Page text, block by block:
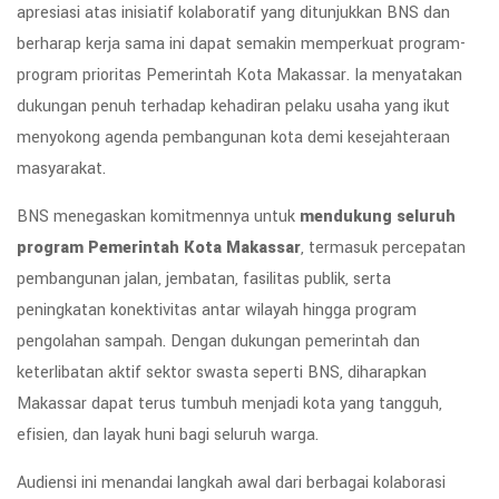
apresiasi atas inisiatif kolaboratif yang ditunjukkan BNS dan
berharap kerja sama ini dapat semakin memperkuat program-
program prioritas Pemerintah Kota Makassar. Ia menyatakan
dukungan penuh terhadap kehadiran pelaku usaha yang ikut
menyokong agenda pembangunan kota demi kesejahteraan
masyarakat.
BNS menegaskan komitmennya untuk mendukung seluruh
program Pemerintah Kota Makassar, termasuk percepatan
pembangunan jalan, jembatan, fasilitas publik, serta
peningkatan konektivitas antar wilayah hingga program
pengolahan sampah. Dengan dukungan pemerintah dan
keterlibatan aktif sektor swasta seperti BNS, diharapkan
Makassar dapat terus tumbuh menjadi kota yang tangguh,
efisien, dan layak huni bagi seluruh warga.
Audiensi ini menandai langkah awal dari berbagai kolaborasi